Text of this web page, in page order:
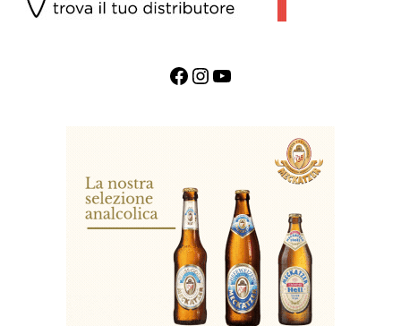
Facebook InstagramYouTube